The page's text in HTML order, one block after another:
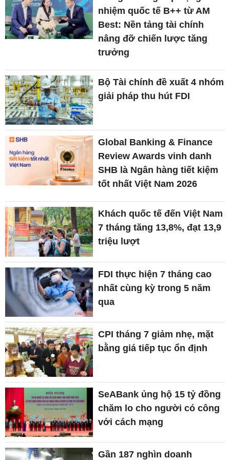
nhiệm quốc tế B++ từ AM
Best: Nền tảng tài chính
nâng đỡ chiến lược tăng
trưởng
Bộ Tài chính đề xuất 4 nhóm
giải pháp thu hút FDI
Global Banking & Finance
Review Awards vinh danh
SHB là Ngân hàng tiết kiệm
tốt nhất Việt Nam 2026
Khách quốc tế đến Việt Nam
7 tháng tăng 13,8%, đạt 13,9
triệu lượt
FDI thực hiện 7 tháng cao
nhất cùng kỳ trong 5 năm
qua
CPI tháng 7 giảm nhẹ, mặt
bằng giá tiếp tục ổn định
SeABank ủng hộ 15 tỷ đồng
chăm lo cho người có công
với cách mạng
Gần 187 nghìn doanh